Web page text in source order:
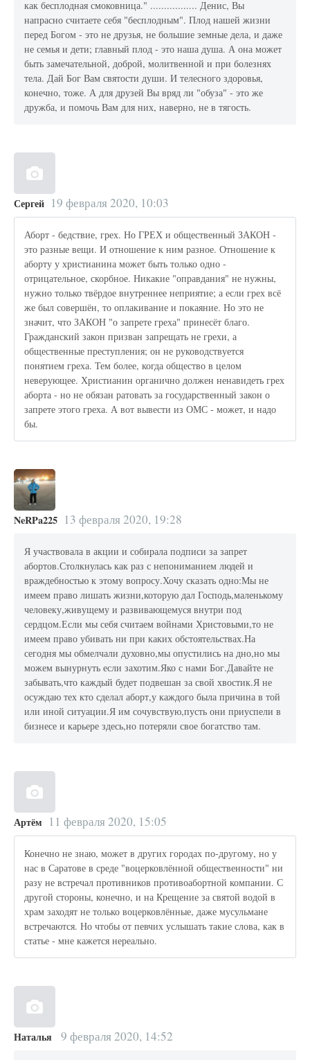
как бесплодная смоковница." ................. Денис, Вы
напрасно считаете себя "бесплодным". Плод нашей жизни
перед Богом - это не друзья, не большие земные дела, и даже
не семья и дети; главный плод - это наша душа. А она может
быть замечательной, доброй, молитвенной и при болезнях
тела. Дай Бог Вам святости души. И телесного здоровья,
конечно, тоже. А для друзей Вы вряд ли "обуза" - это же
дружба, и помочь Вам для них, наверно, не в тягость.
Сергей 19 февраля 2020, 10:03
Аборт - бедствие, грех. Но ГРЕХ и общественный ЗАКОН -
это разные вещи. И отношение к ним разное. Отношение к
аборту у христианина может быть только одно -
отрицательное, скорбное. Никакие "оправдания" не нужны,
нужно только твёрдое внутреннее неприятие; а если грех всё
же был совершён, то оплакивание и покаяние. Но это не
значит, что ЗАКОН "о запрете греха" принесёт благо.
Гражданский закон призван запрещать не грехи, а
общественные преступления; он не руководствуется
понятием греха. Тем более, когда общество в целом
неверующее. Христианин органично должен ненавидеть грех
аборта - но не обязан ратовать за государственный закон о
запрете этого греха. А вот вывести из ОМС - может, и надо
бы.
NeRPa225 13 февраля 2020, 19:28
Я участвовала в акции и собирала подписи за запрет
абортов.Столкнулась как раз с непониманием людей и
враждебностью к этому вопросу.Хочу сказать одно:Мы не
имеем право лишать жизни,которую дал Господь,маленькому
человеку,живущему и развивающемуся внутри под
сердцом.Если мы себя считаем войнами Христовыми,то не
имеем право убивать ни при каких обстоятельствах.На
сегодня мы обмелчали духовно,мы опустились на дно,но мы
можем вынурнуть если захотим.Яко с нами Бог.Давайте не
забывать,что каждый будет подвешан за свой хвостик.Я не
осуждаю тех кто сделал аборт,у каждого была причина в той
или иной ситуации.Я им сочувствую,пусть они приуспели в
бизнесе и карьере здесь,но потеряли свое богатство там.
Артём 11 февраля 2020, 15:05
Конечно не знаю, может в других городах по-другому, но у
нас в Саратове в среде "воцерковлённой общественности" ни
разу не встречал противников противоабортной компании. С
другой стороны, конечно, и на Крещение за святой водой в
храм заходят не только воцерковлённые, даже мусульмане
встречаются. Но чтобы от певчих услышать такие слова, как в
статье - мне кажется нереально.
Наталья 9 февраля 2020, 14:52